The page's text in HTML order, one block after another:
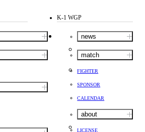
K-1 WGP
news
match
FIGHTER
SPONSOR
CALENDAR
about
LICENSE